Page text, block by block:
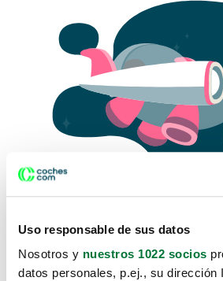
Uso responsable de sus datos
Nosotros y nuestros 1022 socios
datos personales, p.ej., su dirección